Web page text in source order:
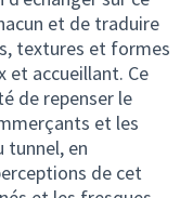
et de traduire
textures et formes
et accueillant. Ce
de repenser le
et les
tunnel, en
de cet